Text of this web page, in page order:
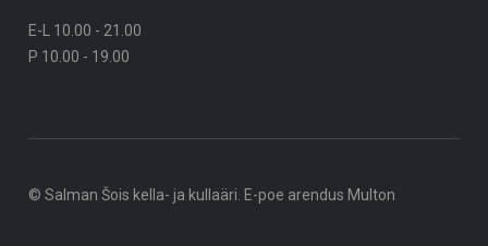
E-L 10.00 - 21.00
P 10.00 - 19.00
© Salman Šois kella- ja kullaäri. E-poe arendus Multon